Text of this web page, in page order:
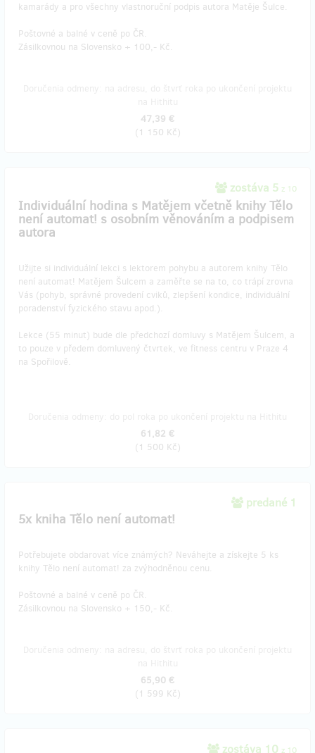
kamarády a pro všechny vlastnoruční podpis autora Matěje Šulce.
Poštovné a balné v ceně po ČR.
Zásilkovnou na Slovensko + 100,- Kč.
47,39 €
(1 150 Kč)
zostáva 5 z 10
Individuální hodina s Matějem včetně knihy Tělo
není automat! s osobním věnováním a podpisem
autora
Užijte si individuální lekci s lektorem pohybu a autorem knihy Tělo
není automat! Matějem Šulcem a zaměřte se na to, co trápí zrovna
Vás (pohyb, správné provedení cviků, zlepšení kondice, individuální
poradenství fyzického stavu apod.).
Lekce (55 minut) bude dle předchozí domluvy s Matějem Šulcem, a
to pouze v předem domluvený čtvrtek, ve fitness centru v Praze 4
na Spořilově.
61,82 €
(1 500 Kč)
predané 1
5x kniha Tělo není automat!
Potřebujete obdarovat více známých? Neváhejte a získejte 5 ks
knihy Tělo není automat! za zvýhodněnou cenu.
Poštovné a balné v ceně po ČR.
Zásilkovnou na Slovensko + 150,- Kč.
65,90 €
(1 599 Kč)
zostáva 10 z 10